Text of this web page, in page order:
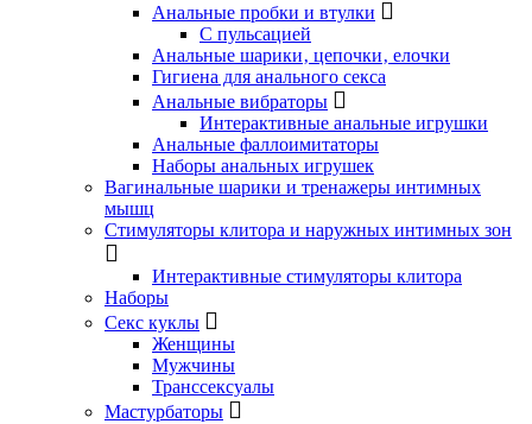
Анальные пробки и втулки
С пульсацией
Анальные шарики‚ цепочки‚ елочки
Гигиена для анального секса
Анальные вибраторы
Интерактивные анальные игрушки
Анальные фаллоимитаторы
Наборы анальных игрушек
Вагинальные шарики и тренажеры интимных
мышц
Стимуляторы клитора и наружных интимных зон
Интерактивные стимуляторы клитора
Наборы
Секс куклы
Женщины
Мужчины
Транссексуалы
Мастурбаторы